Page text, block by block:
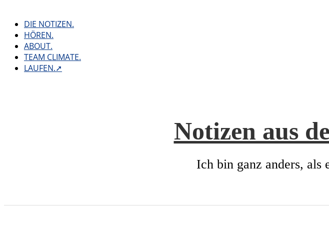
contentDIE NOTIZEN.
HÖREN.
ABOUT.
TEAM CLIMATE.
LAUFEN.➚
Notizen aus
Ich bin ganz anders, als